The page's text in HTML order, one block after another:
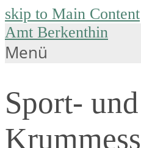
skip to Main Content
Amt Berkenthin
Menü
Sport-